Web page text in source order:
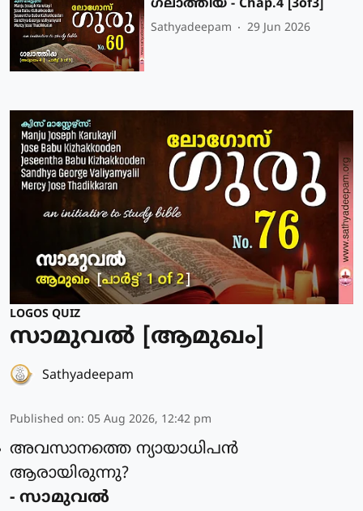
ഗലാത്തിയ - Chap.4 [3of3]
Sathyadeepam 29 Jun 2026
LOGOS QUIZ
സാമുവൽ [ആമുഖം]
Sathyadeepam
Published on: 05 Aug 2026, 12:42 pm
അവസാനത്തെ ന്യായാധിപന്‍
ആരായിരുന്നു?
- സാമുവല്‍